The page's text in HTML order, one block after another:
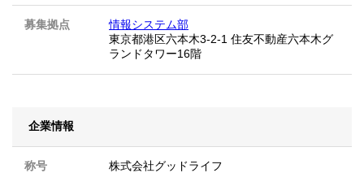
募集拠点
情報システム部
東京都港区六本木3-2-1 住友不動産六本木グ
ランドタワー16階
企業情報
称号 株式会社グッドライフ